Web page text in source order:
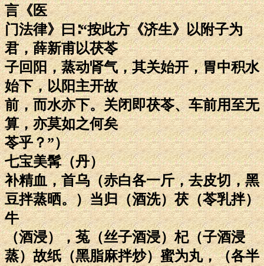
言《医
门法律》曰∶“按此方《济生》以附子为
君，薛新甫以茯苓
子回阳，蒸动肾气，其关始开，胃中积水
始下，以阳主开故
前，而水亦下。关闭即茯苓、车前用至无
算，亦莫如之何矣
苓乎？”）
七宝美髯（丹）
补精血，首乌（赤白各一斤，去皮切，黑
豆拌蒸晒。）当归（酒洗）茯（苓乳拌）
牛
（酒浸），菟（丝子酒浸）杞（子酒浸
蒸）故纸（黑脂麻拌炒）蜜为丸，（各半